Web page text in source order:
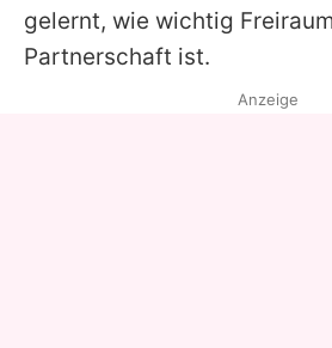
gelernt, wie wichtig
Partnerschaft ist.
Anzeige